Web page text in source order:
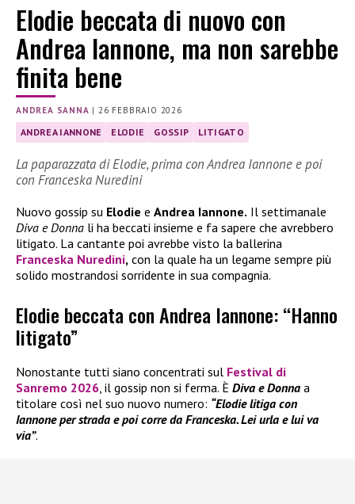
Elodie beccata di nuovo con
Andrea Iannone, ma non sarebbe
finita bene
ANDREA SANNA |26 FEBBRAIO 2026
ANDREA IANNONE ELODIE GOSSIP LITIGATO
La paparazzata di Elodie, prima con Andrea Iannone e poi
con Franceska Nuredini
Nuovo gossip su Elodie e Andrea Iannone. Il settimanale
Diva e Donna li ha beccati insieme e fa sapere che avrebbero
litigato. La cantante poi avrebbe visto la ballerina
Franceska Nuredini, con la quale ha un legame sempre più
solido mostrandosi sorridente in sua compagnia.
Elodie beccata con Andrea Iannone: “Hanno
litigato”
Nonostante tutti siano concentrati sul Festival di
Sanremo 2026, il gossip non si ferma. È Diva e Donna a
titolare così nel suo nuovo numero: “Elodie litiga con
Iannone per strada e poi corre da Franceska. Lei urla e lui va
via”.